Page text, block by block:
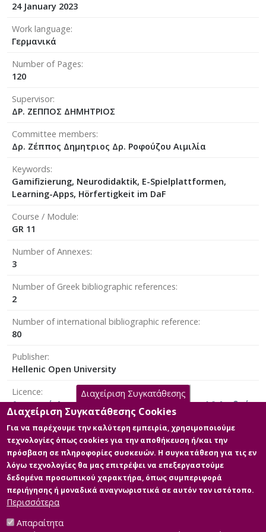
24 January 2023
Work language
Γερμανικά
Number of Pages
120
Supervisor
ΔΡ. ΖΕΠΠΟΣ ΔΗΜΗΤΡΙΟΣ
Committee members
Δρ. Ζέππος Δημητριος Δρ. Ροφούζου Αιμιλία
Keywords
Gamifizierung, Neurodidaktik, E-Spielplattformen,
Learning-Apps, Hörfertigkeit im DaF
Course / Module
GR 11
Number of Annexes
3
Number of Greek bibliographic references
2
Number of international bibliographic reference
80
Publisher
Hellenic Open University
Licence
Αναφορά Δημιουργού-Μη Εμπορική Χρήση 4.0 Διεθνές
Main Files
Full text
Description: Tsionara Rodanthi
Διαχείριση Συγκατάθεσης
Διαχείριση Συγκατάθεσης Cookies
Για να παρέχουμε την καλύτερη εμπειρία, χρησιμοποιούμε
τεχνολογίες όπως cookies για την αποθήκευση ή/και την
πρόσβαση σε πληροφορίες συσκευών. Η συγκατάθεση για τις εν
λόγω τεχνολογίες θα μας επιτρέψει να επεξεργαστούμε
δεδομένα προσωπικού χαρακτήρα, όπως συμπεριφορά
περιήγησης ή μοναδικά αναγνωριστικά σε αυτόν τον ιστότοπο.
Περισσότερα
Απαραίτητα